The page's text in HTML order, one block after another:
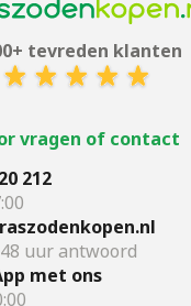
tevreden klanten
vragen of contact
212
uur antwoord
met ons